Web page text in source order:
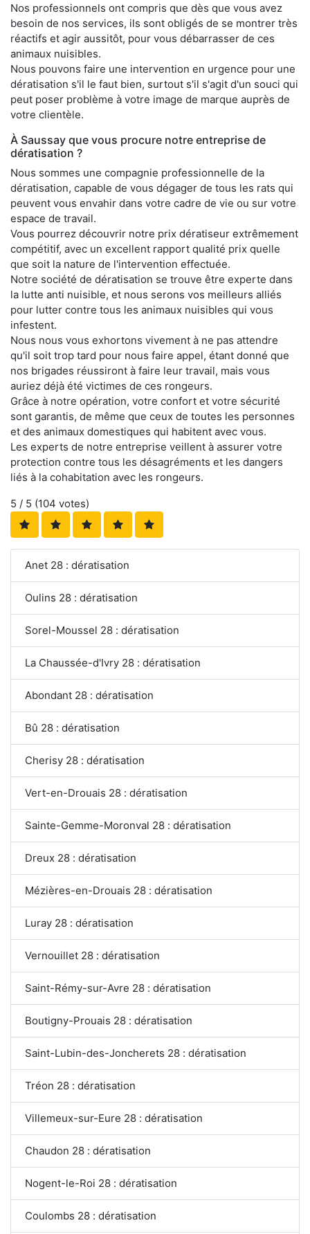
Nos professionnels ont compris que dès que vous avez
besoin de nos services, ils sont obligés de se montrer très
réactifs et agir aussitôt, pour vous débarrasser de ces
animaux nuisibles.
Nous pouvons faire une intervention en urgence pour une
dératisation s'il le faut bien, surtout s'il s'agit d'un souci qui
peut poser problème à votre image de marque auprès de
votre clientèle.
À Saussay que vous procure notre entreprise de
dératisation ?
Nous sommes une compagnie professionnelle de la
dératisation, capable de vous dégager de tous les rats qui
peuvent vous envahir dans votre cadre de vie ou sur votre
espace de travail.
Vous pourrez découvrir notre prix dératiseur extrêmement
compétitif, avec un excellent rapport qualité prix quelle
que soit la nature de l'intervention effectuée.
Notre société de dératisation se trouve être experte dans
la lutte anti nuisible, et nous serons vos meilleurs alliés
pour lutter contre tous les animaux nuisibles qui vous
infestent.
Nous nous vous exhortons vivement à ne pas attendre
qu'il soit trop tard pour nous faire appel, étant donné que
nos brigades réussiront à faire leur travail, mais vous
auriez déjà été victimes de ces rongeurs.
Grâce à notre opération, votre confort et votre sécurité
sont garantis, de même que ceux de toutes les personnes
et des animaux domestiques qui habitent avec vous.
Les experts de notre entreprise veillent à assurer votre
protection contre tous les désagréments et les dangers
liés à la cohabitation avec les rongeurs.
5 / 5 (104 votes)
Anet 28 : dératisation
Oulins 28 : dératisation
Sorel-Moussel 28 : dératisation
La Chaussée-d'Ivry 28 : dératisation
Abondant 28 : dératisation
Bû 28 : dératisation
Cherisy 28 : dératisation
Vert-en-Drouais 28 : dératisation
Sainte-Gemme-Moronval 28 : dératisation
Dreux 28 : dératisation
Mézières-en-Drouais 28 : dératisation
Luray 28 : dératisation
Vernouillet 28 : dératisation
Saint-Rémy-sur-Avre 28 : dératisation
Boutigny-Prouais 28 : dératisation
Saint-Lubin-des-Joncherets 28 : dératisation
Tréon 28 : dératisation
Villemeux-sur-Eure 28 : dératisation
Chaudon 28 : dératisation
Nogent-le-Roi 28 : dératisation
Coulombs 28 : dératisation